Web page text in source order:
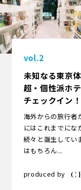
vol.2
未知なる東京
超・個性派ホ
チェックイン！
海外からの旅行者
にはこれまでにな
続々と誕生してい
はもちろん...
produced by